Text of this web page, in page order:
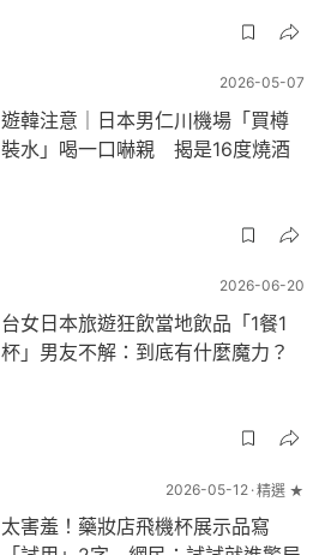
2026-05-07
遊韓注意｜日本男仁川機場「買樽
裝水」喝一口嚇親 揭是16度燒酒
2026-06-20
台女日本旅遊狂飲當地飲品「1餐1
杯」男友不解：到底有什麼魔力？
2026-05-12 精選 ★
太害羞！藥妝店飛機杯展示品寫